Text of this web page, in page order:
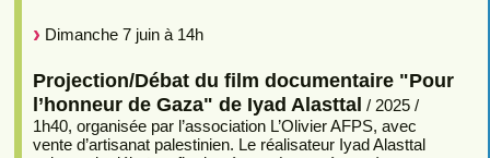
Dimanche 7 juin à 14h
Projection/Débat du film documentaire "Pour
l’honneur de Gaza" de Iyad Alasttal / 2025 /
1h40, organisée par l’association L’Olivier AFPS, avec
vente d’artisanat palestinien. Le réalisateur Iyad Alasttal